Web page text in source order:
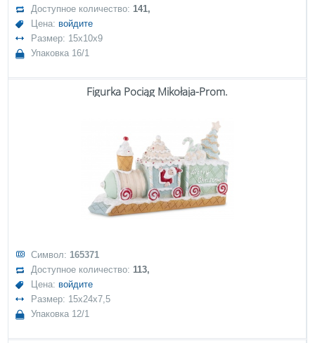
Доступное количество:141,
Цена: войдите
Размер: 15x10x9
Упаковка 16/1
Figurka Pociąg Mikołaja-Prom.
Символ: 165371
Доступное количество:113,
Цена: войдите
Размер: 15x24x7,5
Упаковка 12/1